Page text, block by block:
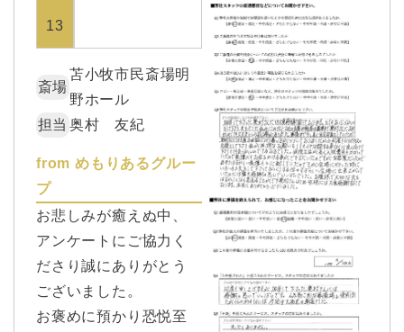
13
斎場
苫小牧市民斎場明
野ホール
担当 奥村 友紀
from めもりあるグルー
プ
お悲しみが癒えぬ中、
アンケートにご協力く
ださり誠にありがとう
ございました。
お褒めに預かり恐悦至